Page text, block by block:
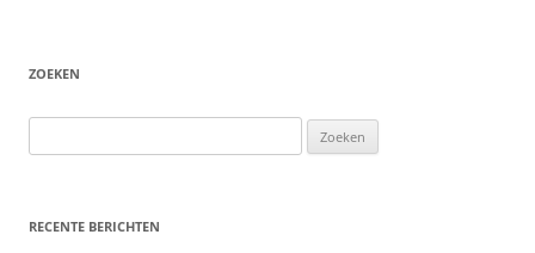
ZOEKEN
naar:
RECENTE BERICHTEN